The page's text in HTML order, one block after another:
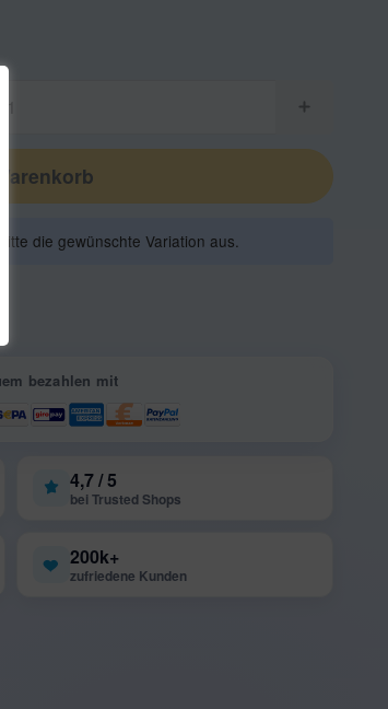
die gewünschte Variation aus.
bezahlen mit
4,7 / 5
bei Trusted Shops
200k+
zufriedene Kunden